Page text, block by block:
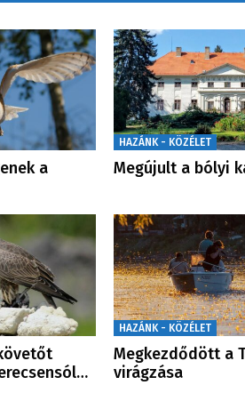
a
HAZÁNK - KÖZÉLET
Megújult a bólyi
HAZÁNK - KÖZÉLET
Megkezdődött a
virágzása